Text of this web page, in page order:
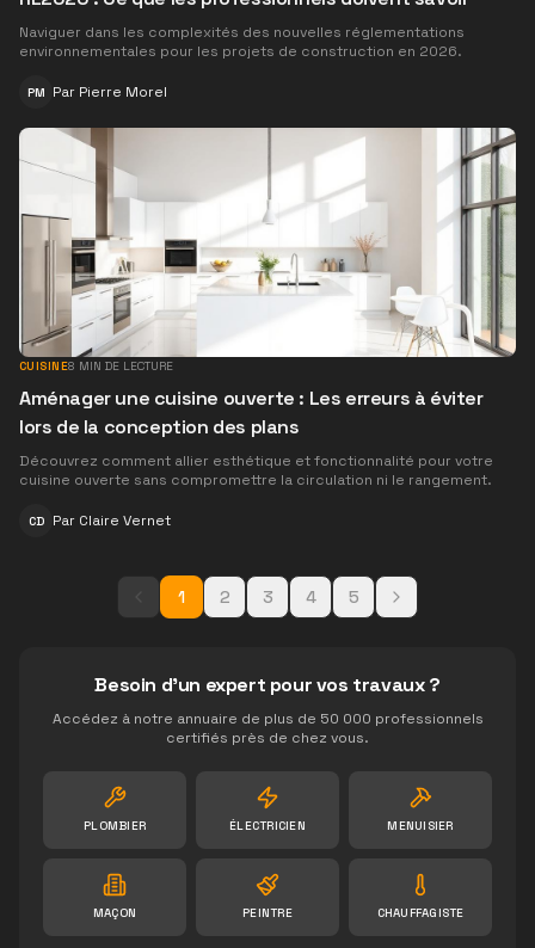
Naviguer dans les complexités des nouvelles réglementations
environnementales pour les projets de construction en 2026.
PM Par Pierre Morel
CUISINE8 MIN DE LECTURE
Aménager une cuisine ouverte : Les erreurs à éviter
lors de la conception des plans
Découvrez comment allier esthétique et fonctionnalité pour votre
cuisine ouverte sans compromettre la circulation ni le rangement.
CD Par Claire Vernet
1 2 3 4 5
Besoin d'un expert pour vos travaux ?
Accédez à notre annuaire de plus de 50 000 professionnels
certifiés près de chez vous.
PLOMBIER ÉLECTRICIEN MENUISIER
MAÇON PEINTRE CHAUFFAGISTE